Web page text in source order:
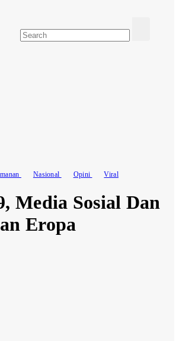
Nasional Opini Viral
Media Sosial Dan
Eropa